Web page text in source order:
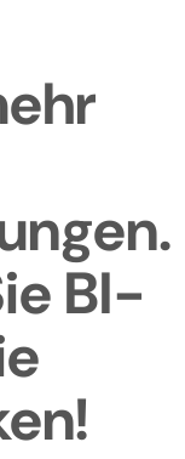
BI-